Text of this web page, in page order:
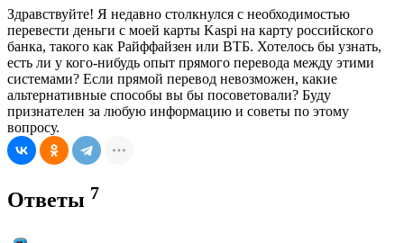
Здравствуйте! Я недавно столкнулся с необходимостью
перевести деньги с моей карты Kaspi на карту российского
банка, такого как Райффайзен или ВТБ. Хотелось бы узнать,
есть ли у кого-нибудь опыт прямого перевода между этими
системами? Если прямой перевод невозможен, какие
альтернативные способы вы бы посоветовали? Буду
признателен за любую информацию и советы по этому
вопросу.
Ответы 7